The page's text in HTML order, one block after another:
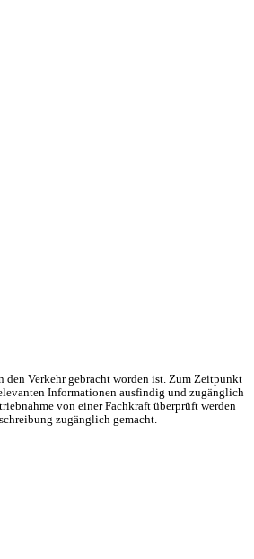
den Verkehr gebracht worden ist. Zum Zeitpunkt
Informationen ausfindig und zugänglich
von einer Fachkraft überprüft werden
zugänglich gemacht.